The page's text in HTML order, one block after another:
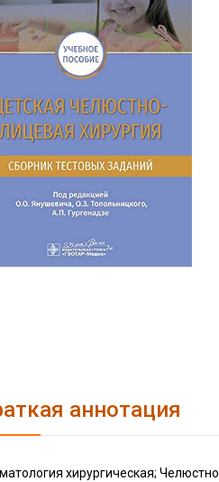
аннотация
хирургическая;